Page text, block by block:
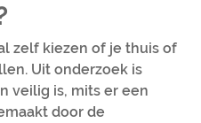
zelf kiezen of je thuis of
Uit onderzoek is
veilig is, mits er een
door de